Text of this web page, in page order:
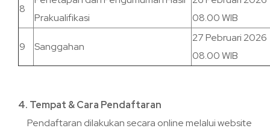
8
Prakualifikasi
08.00 WIB
9 Sanggahan
27 Pebruari 2026
08.00 WIB
4. Tempat & Cara Pendaftaran
Pendaftaran dilakukan secara online melalui website